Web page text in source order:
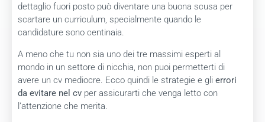
dettaglio fuori posto può diventare una buona scusa per
scartare un curriculum, specialmente quando le
candidature sono centinaia.
A meno che tu non sia uno dei tre massimi esperti al
mondo in un settore di nicchia, non puoi permetterti di
avere un cv mediocre. Ecco quindi le strategie e gli errori
da evitare nel cv per assicurarti che venga letto con
l’attenzione che merita.